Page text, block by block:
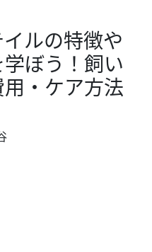
ルの特徴や
ぼう！飼い
・ケア方法